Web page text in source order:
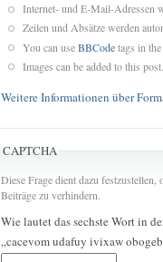
Internet- und E-Mail-Adressen
Zeilen und Absätze werden
You can useBBCodetags in
Images can be added to this post.
Weitere Informationen über
CAPTCHA
Diese Frage dient dazu
Beiträge zu verhindern.
Wie lautet das sechste Wort in
„cacevom udafuy ivixaw